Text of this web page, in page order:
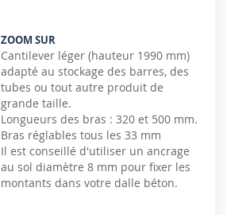
ZOOM SUR
Cantilever léger (hauteur 1990 mm)
adapté au stockage des barres, des
tubes ou tout autre produit de
grande taille.
Longueurs des bras : 320 et 500 mm.
Bras réglables tous les 33 mm
Il est conseillé d'utiliser un ancrage
au sol diamètre 8 mm pour fixer les
montants dans votre dalle béton.